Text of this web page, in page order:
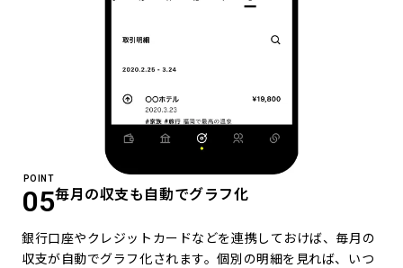
POINT
05毎月の収支も自動でグラフ化
銀行口座やクレジットカードなどを連携しておけば、毎月の
収支が自動でグラフ化されます。個別の明細を見れば、いつ